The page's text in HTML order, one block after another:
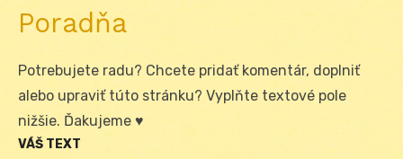
Poradňa
Potrebujete radu? Chcete pridať komentár, doplniť
alebo upraviť túto stránku? Vyplňte textové pole
nižšie. Ďakujeme ♥
VÁŠ TEXT